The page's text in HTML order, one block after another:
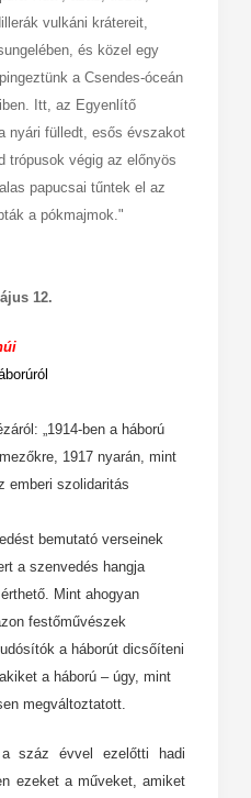
vulkáni krátereit,
és közel egy
a Csendes-óceán
Itt, az Egyenlítő
nyári fülledt, esős évszakot
trópusok végig az előnyös
papucsai tűntek el az
a pókmajmok."
12.
„1914-ben a háború
1917 nyarán, mint
emberi szolidaritás
bemutató verseinek
a szenvedés hangja
Mint ahogyan
festőművészek
a háborút dicsőíteni
a háború – úgy, mint
megváltoztatott.
száz évvel ezelőtti hadi
ezeket a műveket, amiket